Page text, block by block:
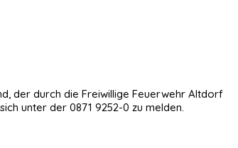
der durch die Freiwillige Feuerwehr Altdorf
unter der 0871 9252-0 zu melden.